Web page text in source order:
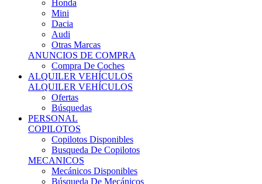
Honda
Mini
Dacia
Audi
Otras Marcas
ANUNCIOS DE COMPRA
Compra De Coches
ALQUILER VEHÍCULOS
ALQUILER VEHÍCULOS
Ofertas
Búsquedas
PERSONAL
COPILOTOS
Copilotos Disponibles
Busqueda De Copilotos
MECANICOS
Mecánicos Disponibles
Búsqueda De Mecánicos